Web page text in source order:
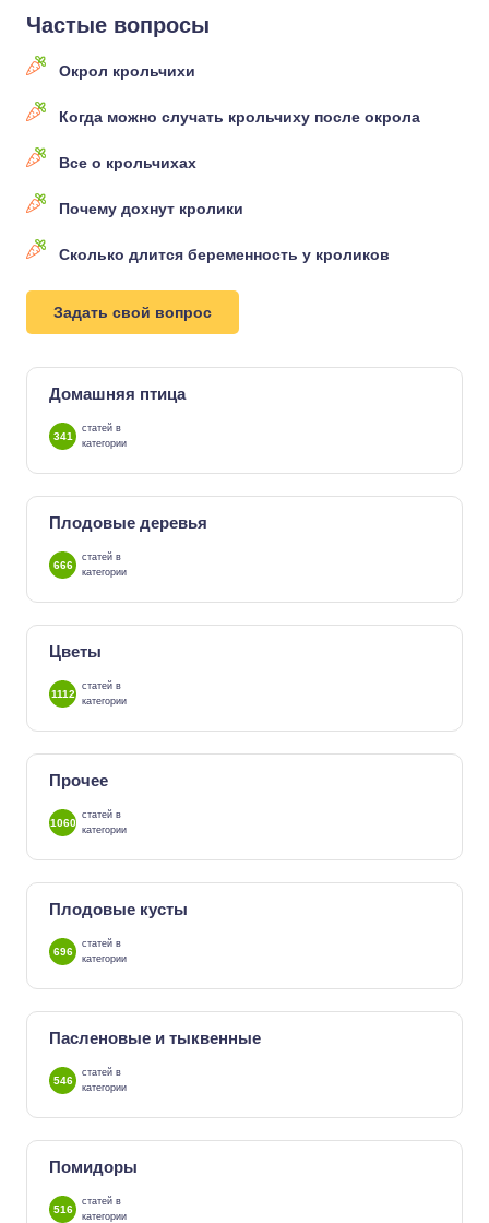
Частые вопросы
Окрол крольчихи
Когда можно случать крольчиху после окрола
Все о крольчихах
Почему дохнут кролики
Сколько длится беременность у кроликов
Задать свой вопрос
Домашняя птица
341
статей в
категории
Плодовые деревья
666
статей в
категории
Цветы
1112
статей в
категории
Прочее
1060
статей в
категории
Плодовые кусты
696
статей в
категории
Пасленовые и тыквенные
546
статей в
категории
Помидоры
516
статей в
категории